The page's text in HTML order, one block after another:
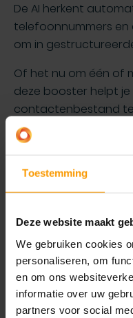
Toestemming
Deze website maakt
We gebruiken cookies
personaliseren, om
en om ons
informatie over uw
partners voor social
De AI herkent
telefoonnummers en
om in
Of het nu om één of
deze booster helpt
contactenbestand
werk of gemiste info.
Met de Contact
Automatisch
genereren met
Dubbele invoer
contactmatching